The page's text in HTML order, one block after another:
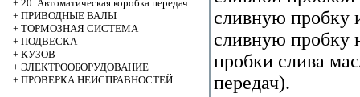
+ 20. Автоматическая коробка передач
+ ПРИВОДНЫЕ ВАЛЫ
+ ТОРМОЗНАЯ СИСТЕМА
+ ПОДВЕСКА
+ КУЗОВ
+ ЭЛЕКТРООБОРУДОВАНИЕ
+ ПРОВЕРКА НЕИСПРАВНОСТЕЙ
сливную пробку
сливную пробку
пробки слива
передач).